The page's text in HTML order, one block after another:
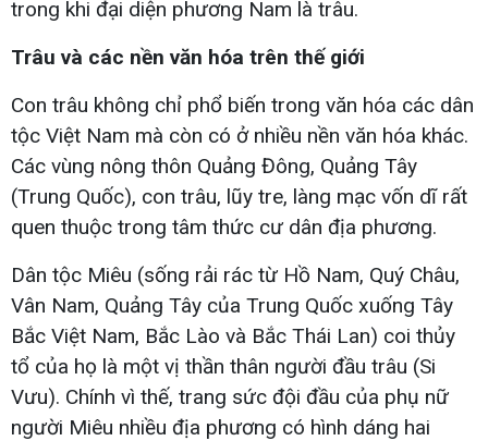
trong khi đại diện phương Nam là trâu.
Trâu và các nền văn hóa trên thế giới
Con trâu không chỉ phổ biến trong văn hóa các dân
tộc Việt Nam mà còn có ở nhiều nền văn hóa khác.
Các vùng nông thôn Quảng Đông, Quảng Tây
(Trung Quốc), con trâu, lũy tre, làng mạc vốn dĩ rất
quen thuộc trong tâm thức cư dân địa phương.
Dân tộc Miêu (sống rải rác từ Hồ Nam, Quý Châu,
Vân Nam, Quảng Tây của Trung Quốc xuống Tây
Bắc Việt Nam, Bắc Lào và Bắc Thái Lan) coi thủy
tổ của họ là một vị thần thân người đầu trâu (Si
Vưu). Chính vì thế, trang sức đội đầu của phụ nữ
người Miêu nhiều địa phương có hình dáng hai